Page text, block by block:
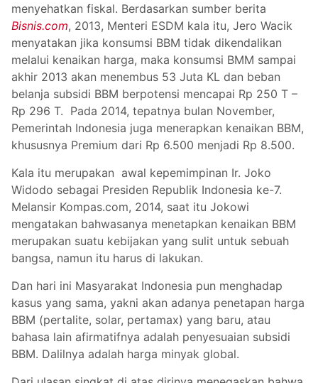
menyehatkan fiskal. Berdasarkan sumber berita
Bisnis.com, 2013, Menteri ESDM kala itu, Jero Wacik
menyatakan jika konsumsi BBM tidak dikendalikan
melalui kenaikan harga, maka konsumsi BMM sampai
akhir 2013 akan menembus 53 Juta KL dan beban
belanja subsidi BBM berpotensi mencapai Rp 250 T –
Rp 296 T. Pada 2014, tepatnya bulan November,
Pemerintah Indonesia juga menerapkan kenaikan BBM,
khususnya Premium dari Rp 6.500 menjadi Rp 8.500.
Kala itu merupakan awal kepemimpinan Ir. Joko
Widodo sebagai Presiden Republik Indonesia ke-7.
Melansir Kompas.com, 2014, saat itu Jokowi
mengatakan bahwasanya menetapkan kenaikan BBM
merupakan suatu kebijakan yang sulit untuk sebuah
bangsa, namun itu harus di lakukan.
Dan hari ini Masyarakat Indonesia pun menghadap
kasus yang sama, yakni akan adanya penetapan harga
BBM (pertalite, solar, pertamax) yang baru, atau
bahasa lain afirmatifnya adalah penyesuaian subsidi
BBM. Dalilnya adalah harga minyak global.